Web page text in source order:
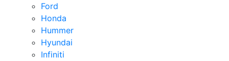
Ford
Honda
Hummer
Hyundai
Infiniti